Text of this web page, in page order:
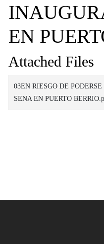
EN
Attached Files
03EN RIESGO DE
SENA EN PUERTO